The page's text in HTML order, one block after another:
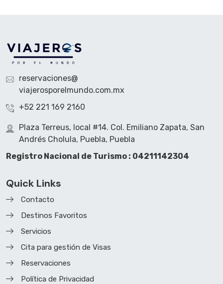
reservaciones@
viajerosporelmundo.com.mx
+52 221 169 2160
Plaza Terreus, local #14. Col. Emiliano Zapata, San
Andrés Cholula, Puebla, Puebla
Registro Nacional de Turismo : 04211142304
Quick Links
Contacto
Destinos Favoritos
Servicios
Cita para gestión de Visas
Reservaciones
Política de Privacidad